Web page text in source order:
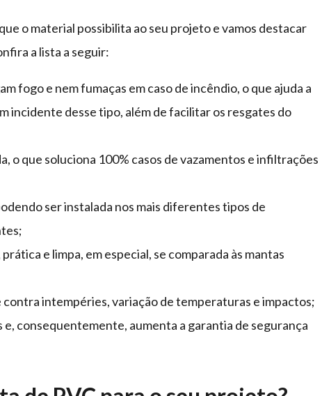
o material possibilita ao seu projeto e vamos destacar
a lista a seguir:
fogo e nem fumaças em caso de incêndio, o que ajuda a
incidente desse tipo, além de facilitar os resgates do
o que soluciona 100% casos de vazamentos e infiltrações
ser instalada nos mais diferentes tipos de
e limpa, em especial, se comparada às mantas
intempéries, variação de temperaturas e impactos;
e, consequentemente, aumenta a garantia de segurança